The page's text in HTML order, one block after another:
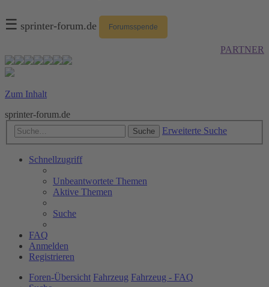
☰ sprinter-forum.de Forumsspende
PARTNER
Zum Inhalt
sprinter-forum.de
Suche Erweiterte Suche
Schnellzugriff
Unbeantwortete Themen
Aktive Themen
Suche
FAQ
Anmelden
Registrieren
Foren-Übersicht Fahrzeug Fahrzeug - FAQ